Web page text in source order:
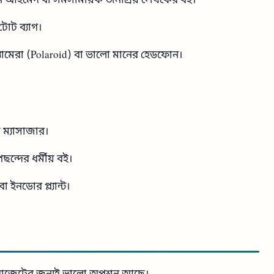
ব্যাগ।
(Polaroid) বা ভালো মানের হেডফোন।
ধর্মীয় বই।
প্ল্যান্ট।